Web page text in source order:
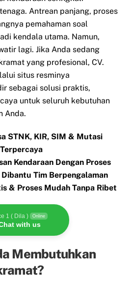
Antrean panjang, proses
pemahaman soal
kendala utama. Namun,
lagi. Jika Anda sedang
yang profesional, CV.
situs resminya
sebagai solusi praktis,
untuk seluruh kebutuhan
Anda.
STNK, KIR, SIM & Mutasi
Terpercaya
Kendaraan Dengan Proses
Tim Berpengalaman
& Proses Mudah Tanpa Ribet
1 ( Dila ) Online
with us
Membutuhkan